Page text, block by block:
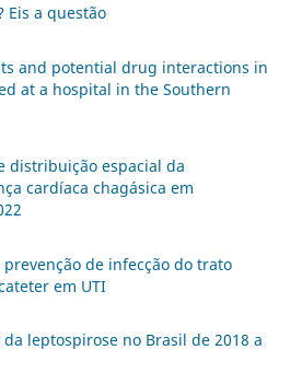
Eis a questão
and potential drug interactions in
at a hospital in the Southern
distribuição espacial da
cardíaca chagásica em
de infecção do trato
em UTI
leptospirose no Brasil de 2018 a